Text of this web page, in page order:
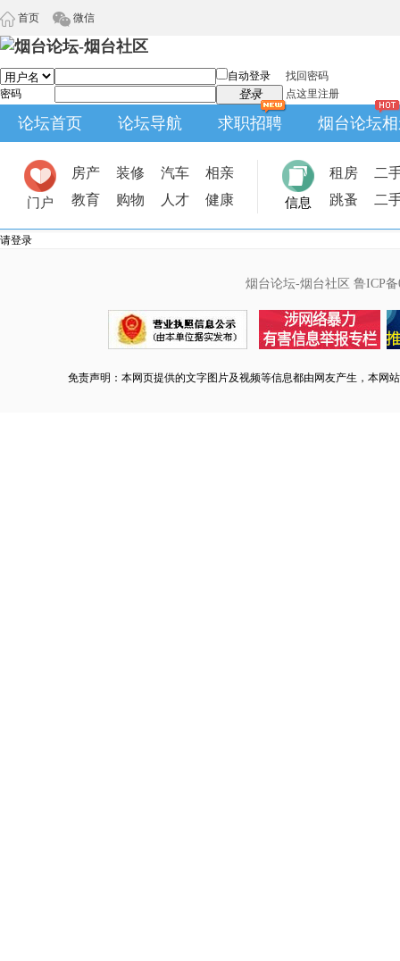
首页 微信
自动登录
找回密码
密码
登录 点这里注册
论坛首页 论坛导航 求职招聘 烟台论坛
门户
房产 装修 汽车
相亲
教育
购物 人才 健康 信息
租房
二
跳蚤
二
请登录
烟台论坛-烟台社区 鲁ICP备
免责声明：本网页提供的文字图片及视频等信息都由网友产生，本网